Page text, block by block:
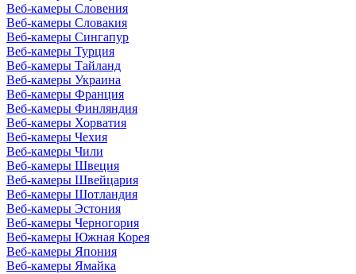
Веб-камеры Словения
Веб-камеры Словакия
Веб-камеры Сингапур
Веб-камеры Турция
Веб-камеры Тайланд
Веб-камеры Украина
Веб-камеры Франция
Веб-камеры Финляндия
Веб-камеры Хорватия
Веб-камеры Чехия
Веб-камеры Чили
Веб-камеры Швеция
Веб-камеры Швейцария
Веб-камеры Шотландия
Веб-камеры Эстония
Веб-камеры Черногория
Веб-камеры Южная Корея
Веб-камеры Япония
Веб-камеры Ямайка